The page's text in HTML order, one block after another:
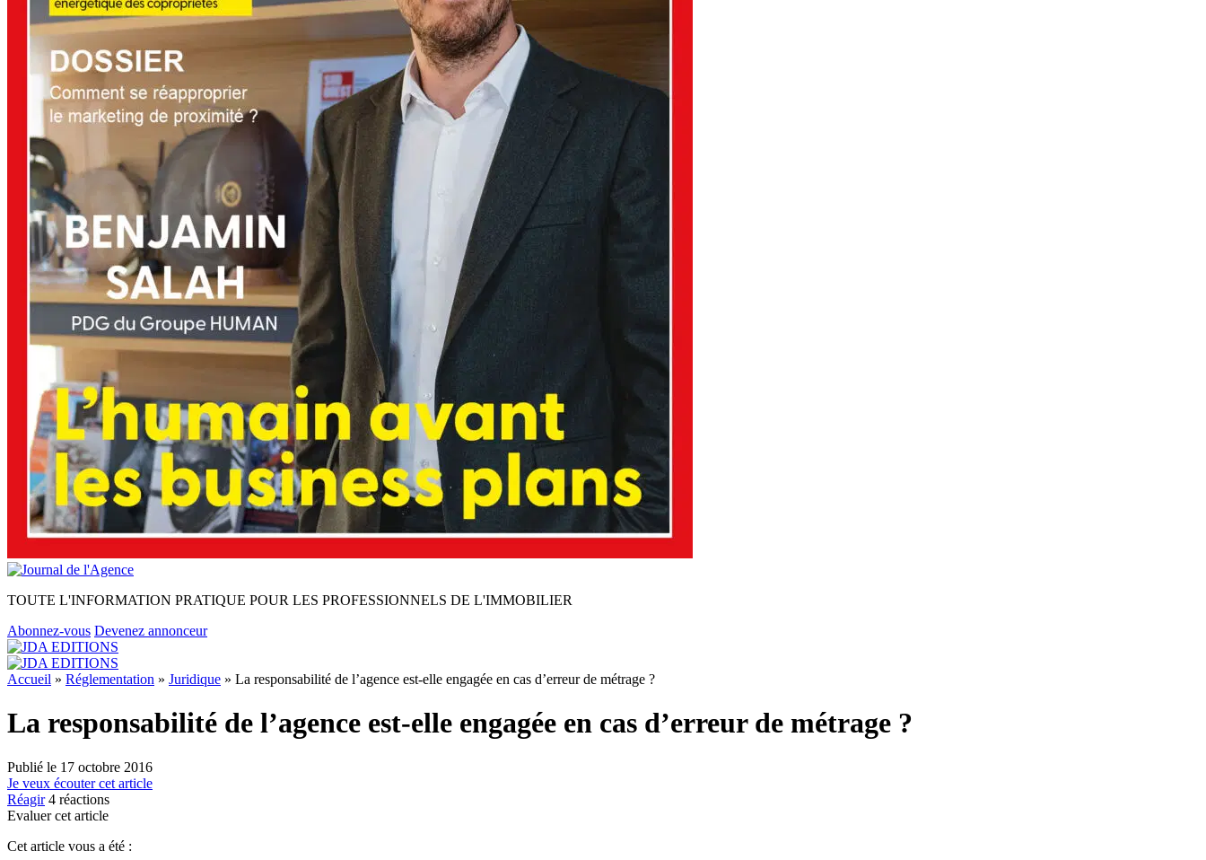
TOUTE L'INFORMATION PRATIQUE POUR LES PROFESSIONNELS DE L'IMMOBILIER
Abonnez-vous Devenez annonceur
Accueil » Réglementation » Juridique » La responsabilité de l’agence est-elle engagée en cas d’erreur de métrage ?
La responsabilité de l’agence est-elle engagée en cas d’erreur de métrage ?
Publié le 17 octobre 2016
Je veux écouter cet article
Réagir 4 réactions
Evaluer cet article
Cet article vous a été :